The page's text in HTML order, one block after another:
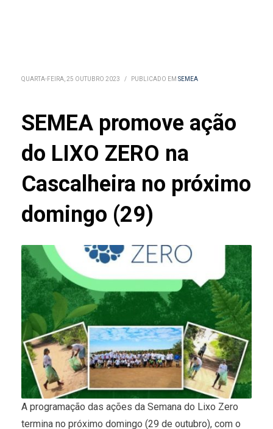
QUARTA-FEIRA, 25 OUTUBRO 2023 / PUBLICADO EM SEMEA
SEMEA promove ação
do LIXO ZERO na
Cascalheira no próximo
domingo (29)
A programação das ações da Semana do Lixo Zero
termina no próximo domingo (29 de outubro), com o